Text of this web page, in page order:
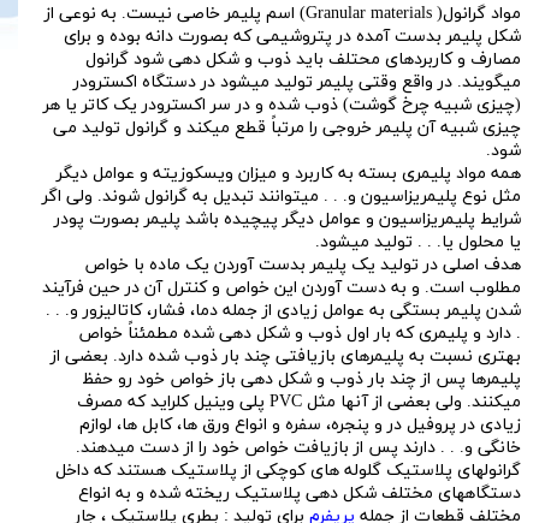
مواد گرانول( Granular materials) اسم پلیمر خاصی نیست. به نوعی از
شکل پلیمر بدست آمده در پتروشیمی که بصورت دانه بوده و برای
مصارف و کاربردهای محتلف باید ذوب و شکل دهی شود گرانول
میگویند. در واقع وقتی پلیمر تولید میشود در دستگاه اکسترودر
(چیزی شبیه چرخ گوشت) ذوب شده و در سر اکسترودر یک کاتر یا هر
چیزی شبیه آن پلیمر خروجی را مرتباً قطع میکند و گرانول تولید می
شود.
همه مواد پلیمری بسته به کاربرد و میزان ویسکوزیته و عوامل دیگر
مثل نوع پلیمریزاسیون و. . . میتوانند تبدیل به گرانول شوند. ولی اگر
شرایط پلیمریزاسیون و عوامل دیگر پیچیده باشد پلیمر بصورت پودر
یا محلول یا. . . تولید میشود.
هدف اصلی در تولید یک پلیمر بدست آوردن یک ماده با خواص
مطلوب است. و به دست آوردن این خواص و کنترل آن در حین فرآیند
شدن پلیمر بستگی به عوامل زیادی از جمله دما، فشار، کاتالیزور و. . .
. دارد و پلیمری که بار اول ذوب و شکل دهی شده مطمئناً خواص
بهتری نسبت به پلیمرهای بازیافتی چند بار ذوب شده دارد. بعضی از
پلیمرها پس از چند بار ذوب و شکل دهی باز خواص خود رو حفظ
میکنند. ولی بعضی از آنها مثل PVC پلی وینیل کلراید که مصرف
زیادی در پروفیل در و پنجره، سفره و انواع ورق ها، کابل ها، لوازم
خانگی و. . . دارند پس از بازیافت خواص خود را از دست میدهند.
گرانولهای پلاستیک گلوله های کوچکی از پلاستیک هستند که داخل
دستگاههای مختلف شکل دهی پلاستیک ریخته شده و به انواع
مختلف قطعات از جمله پریفرم برای تولید : بطری پلاستیک ، جار